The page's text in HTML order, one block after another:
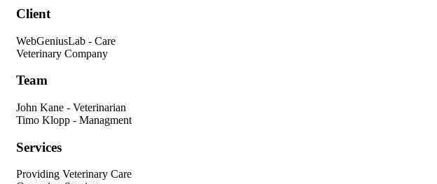
Client
WebGeniusLab - Care
Veterinary Company
Team
John Kane - Veterinarian
Timo Klopp - Managment
Services
Providing Veterinary Care